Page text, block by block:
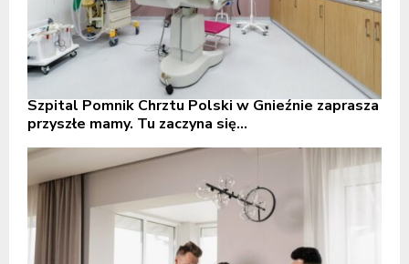
Szpital Pomnik Chrztu Polski w Gnieźnie zaprasza
przyszłe mamy. Tu zaczyna się...